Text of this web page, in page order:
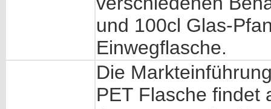
und 100cl Glas-
Einwegflasche.
Die
PET Flasche findet